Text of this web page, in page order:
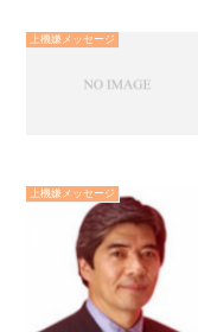
上機嫌メッセージ
上機嫌メッセージ